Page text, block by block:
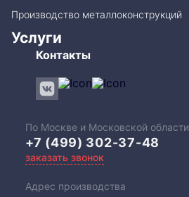
Производство металлоконструкций
Услуги
Контакты
По Москве и Московской области
+7 (499) 302-37-48
заказать звонок
Адрес производства